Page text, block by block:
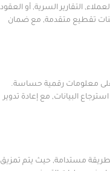
السرية, أو العقود
متقدمة, مع ضمان
رقمية حساسة.
مع إعادة تدوير
حيث يتم تمزيق